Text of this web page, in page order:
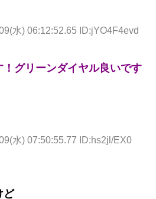
水) 06:12:52.65 ID:jYO4F4evd
グリーンダイヤル良いです
水) 07:50:55.77 ID:hs2jl/EX0
ど